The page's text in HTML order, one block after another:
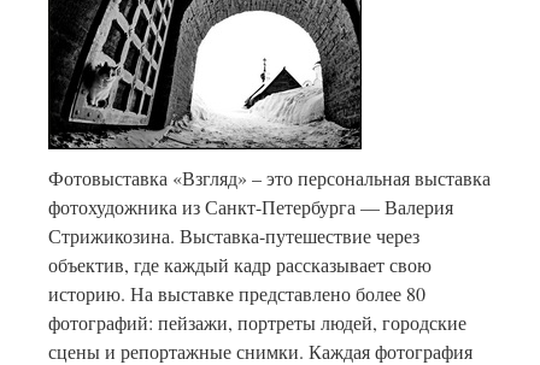
Фотовыставка «Взгляд» – это персональная выставка
фотохудожника из Санкт-Петербурга — Валерия
Стрижикозина. Выставка-путешествие через
объектив, где каждый кадр рассказывает свою
историю. На выставке представлено более 80
фотографий: пейзажи, портреты людей, городские
сцены и репортажные снимки. Каждая фотография